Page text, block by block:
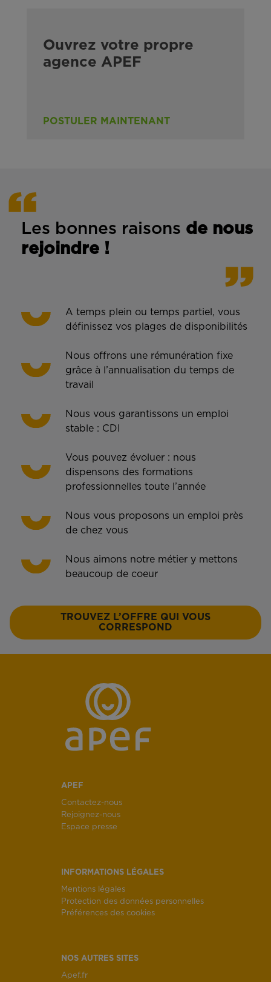
Ouvrez votre propre
agence APEF
POSTULER MAINTENANT
Les bonnes raisons de nous
rejoindre !
A temps plein ou temps partiel, vous
définissez vos plages de disponibilités
Nous offrons une rémunération fixe
grâce à l’annualisation du temps de
travail
Nous vous garantissons un emploi
stable : CDI
Vous pouvez évoluer : nous
dispensons des formations
professionnelles toute l’année
Nous vous proposons un emploi près
de chez vous
Nous aimons notre métier y mettons
beaucoup de coeur
TROUVEZ L’OFFRE QUI VOUS
CORRESPOND
APEF
Contactez-nous
Rejoignez-nous
Espace presse
INFORMATIONS LÉGALES
Mentions légales
Protection des données personnelles
Préférences des cookies
NOS AUTRES SITES
Apef.fr